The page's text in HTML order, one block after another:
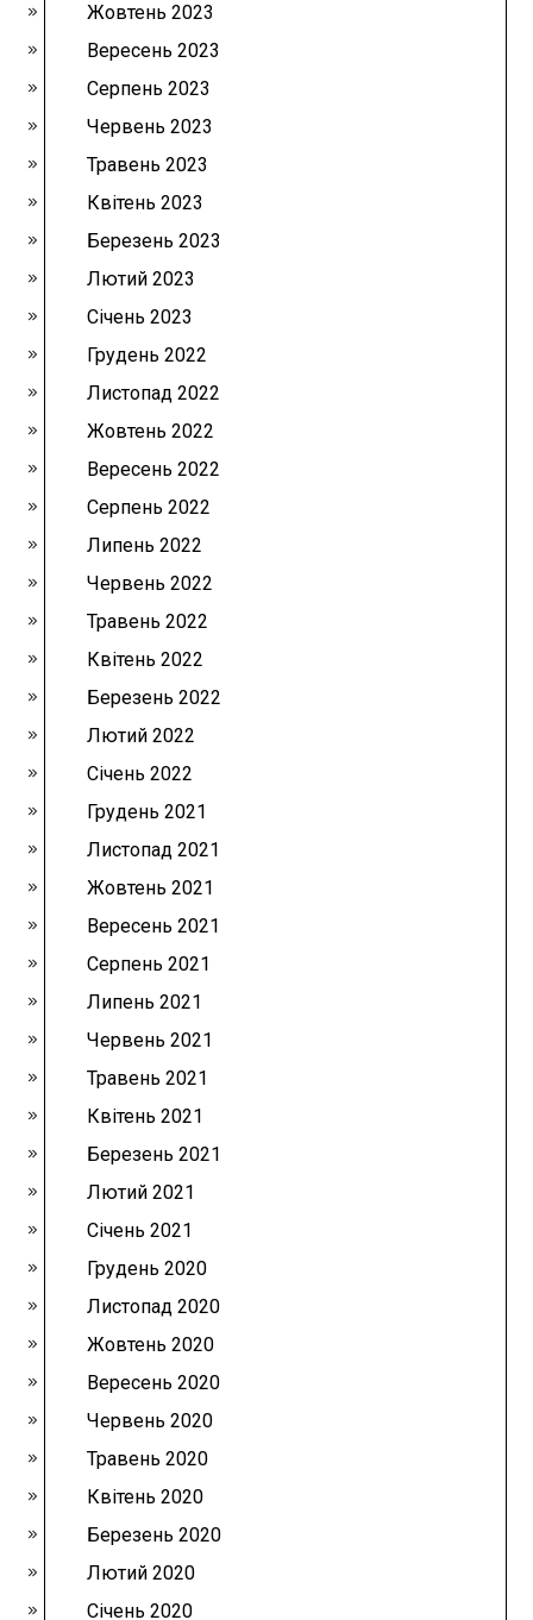
Жовтень 2023
Вересень 2023
Серпень 2023
Червень 2023
Травень 2023
Квітень 2023
Березень 2023
Лютий 2023
Січень 2023
Грудень 2022
Листопад 2022
Жовтень 2022
Вересень 2022
Серпень 2022
Липень 2022
Червень 2022
Травень 2022
Квітень 2022
Березень 2022
Лютий 2022
Січень 2022
Грудень 2021
Листопад 2021
Жовтень 2021
Вересень 2021
Серпень 2021
Липень 2021
Червень 2021
Травень 2021
Квітень 2021
Березень 2021
Лютий 2021
Січень 2021
Грудень 2020
Листопад 2020
Жовтень 2020
Вересень 2020
Червень 2020
Травень 2020
Квітень 2020
Березень 2020
Лютий 2020
Січень 2020